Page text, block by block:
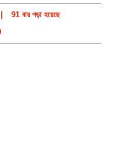
91 বার পড়া হয়েছে